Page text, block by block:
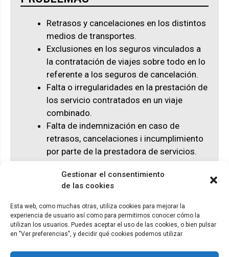
Gestionar el consentimiento
de las cookies
Esta web, como muchas otras, utiliza cookies para mejorar la
experiencia de usuario así como para permitirnos conocer cómo la
utilizan los usuarios. Puedes aceptar el uso de las cookies, o bien pulsar
en "Ver preferencias", y decidir qué cookies podemos utilizar
Retrasos y cancelaciones en los distintos
medios de transportes.
Exclusiones en los seguros vinculados a
la contratación de viajes sobre todo en lo
referente a los seguros de cancelación.
Falta o irregularidades en la prestación de
los servicio contratados en un viaje
combinado.
Falta de indemnización en caso de
retrasos, cancelaciones i incumplimiento
por parte de la prestadora de servicios.
Pérdida o deterioro del equipaje.
© ADICAE - 2022